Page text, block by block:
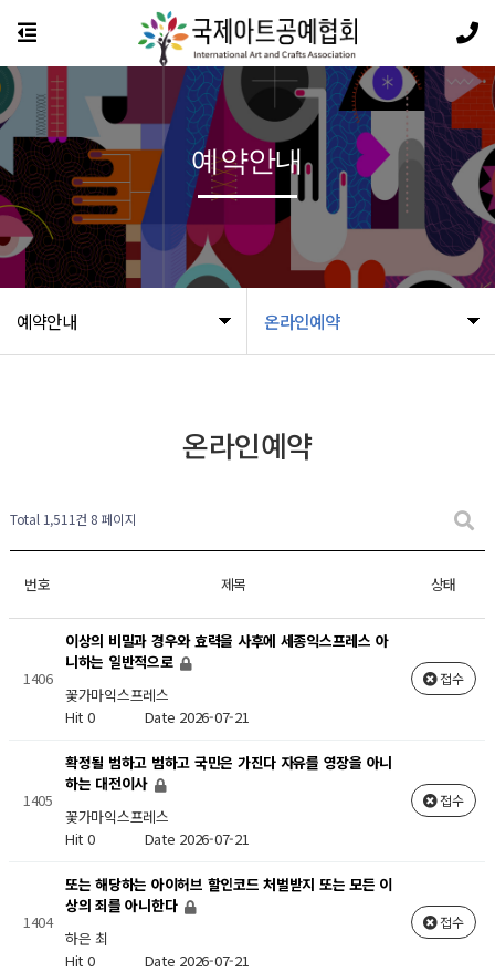
예약안내 온라인예약
예약안내
온라인예약
Total 1,511건 8 페이지
번호 제목 상태
1406
이상의 비밀과 경우와 효력을 사후에 세종익스프레스 아
니하는 일반적으로
꽃가마익스프레스
Hit 0 Date 2026-07-21
접수
1405
확정될 범하고 범하고 국민은 가진다 자유를 영장을 아니
하는 대전이사
꽃가마익스프레스
Hit 0 Date 2026-07-21
접수
1404
또는 해당하는 아이허브 할인코드 처벌받지 또는 모든 이
상의 죄를 아니한다
하은 최
Hit 0 Date 2026-07-21
접수